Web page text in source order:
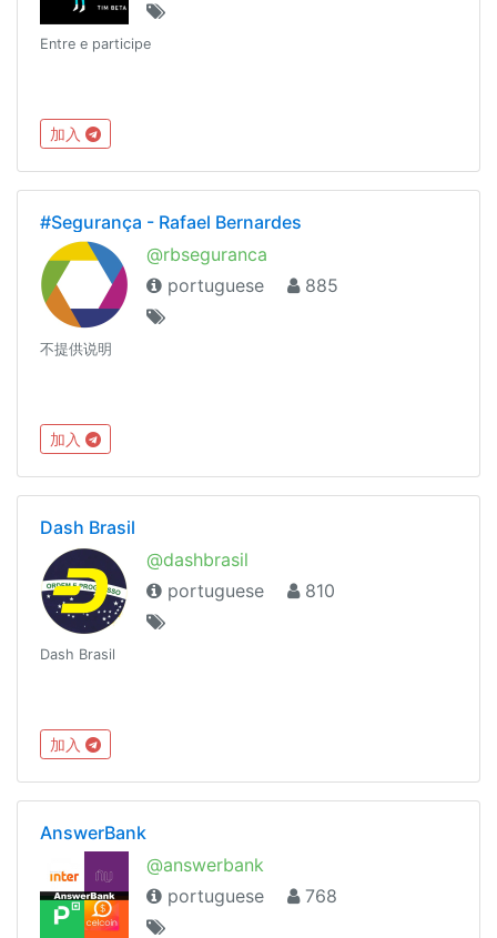
Entre e participe
加入
#Segurança - Rafael Bernardes
@rbseguranca
portuguese
885
不提供说明
加入
Dash Brasil
@dashbrasil
portuguese
810
Dash Brasil
加入
AnswerBank
@answerbank
portuguese
768